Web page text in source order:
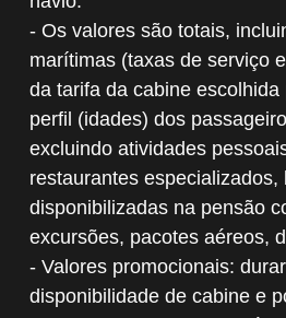
- Os valores são totais,
marítimas (taxas de serviço
da tarifa da cabine
perfil (idades) dos
excluindo atividades
restaurantes especializados,
disponibilizadas na pensão
excursões, pacotes aéreos,
- Valores promocionais:
disponibilidade de cabine e